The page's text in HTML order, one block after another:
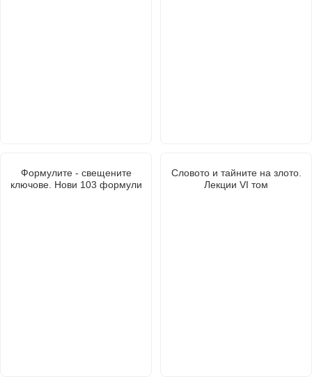
Формулите - свещените
ключове. Нови 103 формули
Словото и тайните на злото.
Лекции VI том